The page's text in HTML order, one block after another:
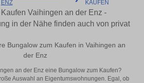
ENZ
KAUFEN
Vaihingen an der Enz -
in der Nähe finden auch von privat
Bungalow zum Kaufen in Vaihingen an
der Enz
an der Enz eine Bungalow zum Kaufen?
Auswahl an Eigentumswohnungen. Egal, ob